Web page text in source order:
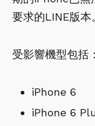
要求的LINE版本
受影響機型包括：
iPhone 6
iPhone 6